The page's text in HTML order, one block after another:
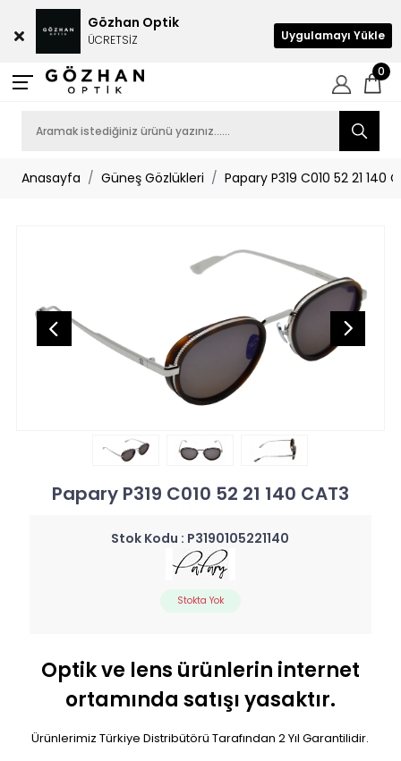
0
Anasayfa Güneş Gözlükleri Papary P319 C010 52 21 140
Papary P319 C010 52 21 140 CAT3
Stok Kodu : P3190105221140
Stokta Yok
Optik ve lens ürünlerin internet
ortamında satışı yasaktır.
Ürünlerimiz Türkiye Distribütörü Tarafından 2 Yıl Garantilidir.
Gözhan Optik
ÜCRETSİZ Uygulamayı Yükle